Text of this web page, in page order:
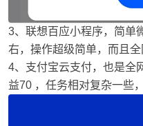
3、联想百应小程序，简单
右，操作超级简单，而且
4、支付宝云支付，也是全
益70 ，任务相对复杂一些